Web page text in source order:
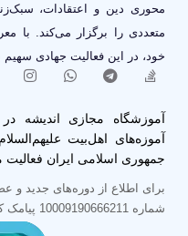
محوری دین و اعتقادات،
متعددی را برگزار می‌کند. با
خود، در این فعالیت جهادی سهیم
آموزشگاه مجازی اندیشه در
آموزه‌های اهل‌بیت
جمهوری اسلامی ایران فعالیت
برای اطلاع از دوره‌های جدید و
شماره 10009190666211 پیامک کنید.